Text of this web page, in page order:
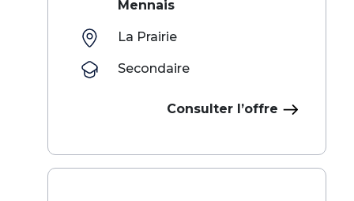
Mennais
La Prairie
Secondaire
Consulter l’offre